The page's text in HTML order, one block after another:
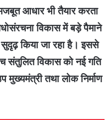
आधार भी तैयार करता
विकास में बड़े पैमाने
किया जा रहा है। इससे
संतुलित विकास को नई गति
तथा लोक निर्माण